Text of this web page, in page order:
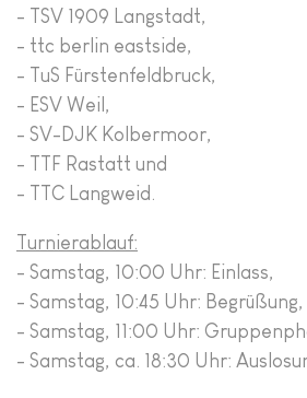
- TSV 1909 Langstadt,
- ttc berlin eastside,
- TuS Fürstenfeldbruck,
- ESV Weil,
- SV-DJK Kolbermoor,
- TTF Rastatt und
- TTC Langweid.
Turnierablauf:
- Samstag, 10:00 Uhr: Einlass,
- Samstag, 10:45 Uhr: Begrüßung,
- Samstag, 11:00 Uhr:
- Samstag, ca. 18:30 Uhr: